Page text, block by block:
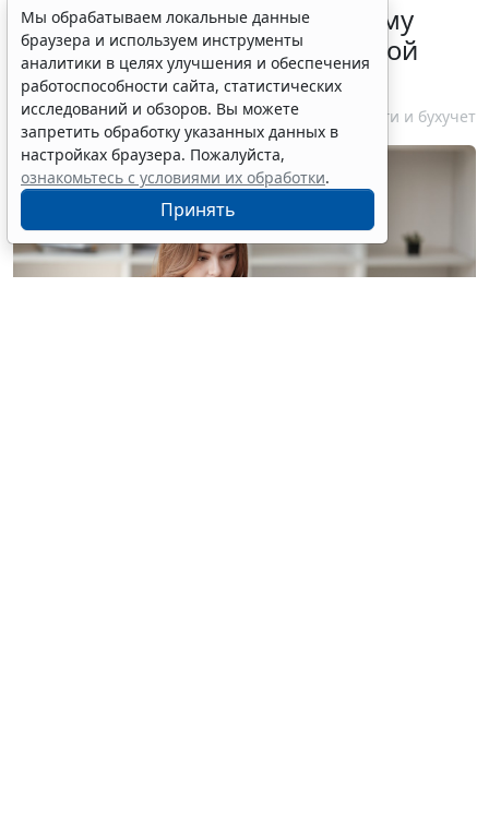
ФНС России рассказала малому
бизнесу о порядке упрощенной
ликвидации компании
7 августа 2026 18:16 Налоги и бухучет
Мы обрабатываем локальные данные
браузера и используем инструменты
аналитики в целях улучшения и обеспечения
работоспособности сайта, статистических
исследований и обзоров. Вы можете
запретить обработку указанных данных в
настройках браузера. Пожалуйста,
ознакомьтесь с условиями их обработки.
Принять